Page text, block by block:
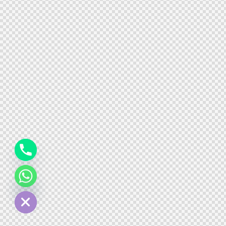
H
i
d
e
c
h
a
t
y